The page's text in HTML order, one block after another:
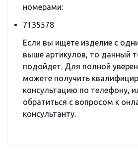
номерами:
7135578
Если вы ищете изделие с
выше артикулов, то данный
подойдет. Для полной
можете получить
консультацию по телефону,
обратиться с вопросом к
консультанту.